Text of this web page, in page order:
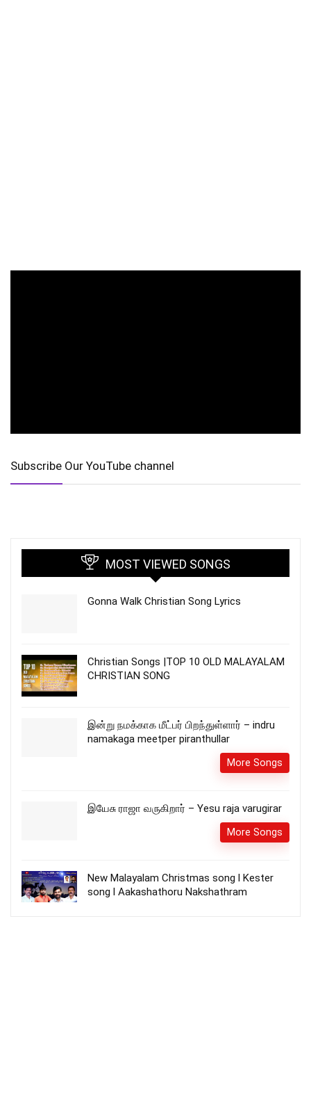
Subscribe Our YouTube channel
MOST VIEWED SONGS
Gonna Walk Christian Song Lyrics
Christian Songs |TOP 10 OLD MALAYALAM
CHRISTIAN SONG
இன்று நமக்காக மீட்பர் பிறந்துள்ளார் – indru
namakaga meetper piranthullar
More Songs
இயேசு ராஜா வருகிறார் – Yesu raja varugirar
More Songs
New Malayalam Christmas song l Kester
song l Aakashathoru Nakshathram